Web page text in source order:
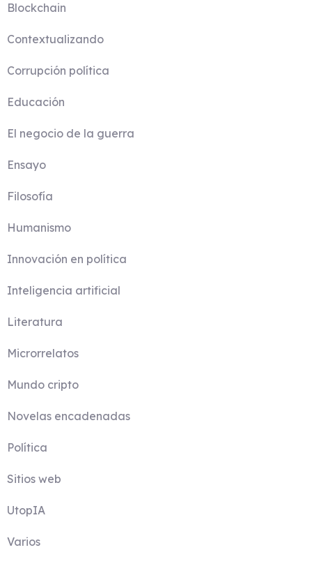
Blockchain
Contextualizando
Corrupción política
Educación
El negocio de la guerra
Ensayo
Filosofía
Humanismo
Innovación en política
Inteligencia artificial
Literatura
Microrrelatos
Mundo cripto
Novelas encadenadas
Política
Sitios web
UtopIA
Varios